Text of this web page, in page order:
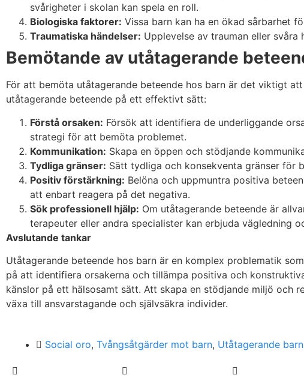
svårigheter i skolan kan spela en roll.
Biologiska faktorer: Vissa barn kan ha en ökad sårbarhet
Traumatiska händelser: Upplevelse av trauman eller
Bemötande av utåtagerande
För att bemöta utåtagerande beteende hos barn är det viktigt
utåtagerande beteende på ett effektivt sätt:
Förstå orsaken: Försök att identifiera de underliggande
strategi för att bemöta problemet.
Kommunikation: Skapa en öppen och stödjande
Tydliga gränser: Sätt tydliga och konsekventa gränser för
Positiv förstärkning: Belöna och uppmuntra positiva
att enbart reagera på det negativa.
Sök professionell hjälp: Om utåtagerande beteende är
terapeuter eller andra specialister kan erbjuda vägledning
Avslutande tankar
Utåtagerande beteende hos barn är en komplex problematik
på att identifiera orsakerna och tillämpa positiva och
känslor på ett hälsosamt sätt. Att skapa en stödjande miljö och
växa till ansvarstagande och självsäkra individer.
Social oro, Tvångsåtgärder mot barn, Utåtagerande barn